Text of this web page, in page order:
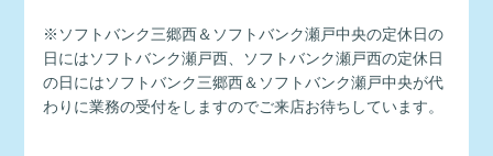
※ソフトバンク三郷西＆ソフトバンク瀬戸中央の定休日の
日にはソフトバンク瀬戸西、ソフトバンク瀬戸西の定休日
の日にはソフトバンク三郷西＆ソフトバンク瀬戸中央が代
わりに業務の受付をしますのでご来店お待ちしています。